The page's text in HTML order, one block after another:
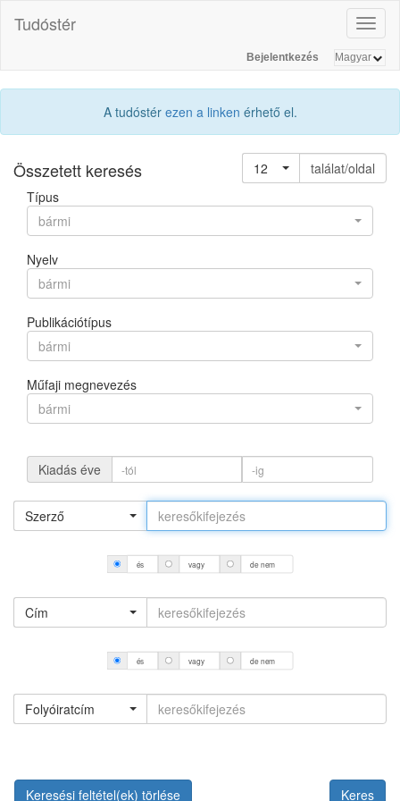
Tudóstér
Bejelentkezés
A tudóstér ezen a linken érhető el.
Összetett keresés 12
találat/oldal
Típus
bármi
Nyelv
bármi
Publikációtípus
bármi
Műfaji megnevezés
bármi
Kiadás éve
Szerző
és vagy de nem
Cím
és vagy de nem
Folyóiratcím
Keresési feltétel(ek) törlése